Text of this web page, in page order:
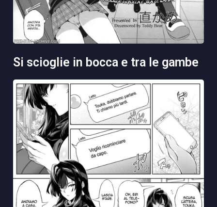
si scioglie in bocca e tra le gambe